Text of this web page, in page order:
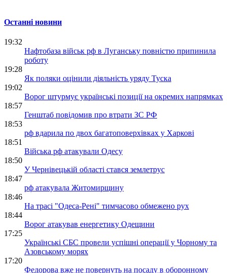
Останні новини
19:32
Нафтобаза військ рф в Луганську повністю припинила
роботу
19:28
Як поляки оцінили діяльність уряду Туска
19:02
Ворог штурмує українські позиції на окремих напрямках
18:57
Генштаб повідомив про втрати ЗС РФ
18:53
рф вдарила по двох багатоповерхівках у Харкові
18:51
Війська рф атакували Одесу
18:50
У Чернівецькій області стався землетрус
18:47
рф атакувала Житомирщину
18:46
На трасі "Одеса-Рені" тимчасово обмежено рух
18:44
Ворог атакував енергетику Одещини
17:25
Українські СБС провели успішні операції у Чорному та
Азовському морях
17:20
Федорова вже не повернуть на посаду в оборонному